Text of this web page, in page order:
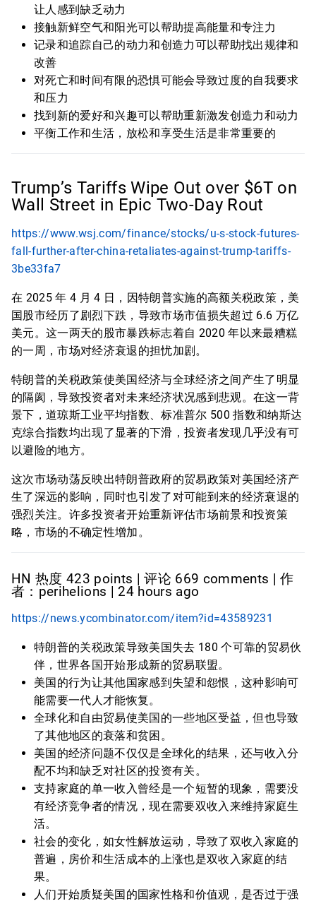
让人感到缺乏动力
接触新鲜空气和阳光可以帮助提高能量和专注力
记录和追踪自己的动力和创造力可以帮助找出规律和
改善
对死亡和时间有限的恐惧可能会导致过度的自我要求
和压力
找到新的爱好和兴趣可以帮助重新激发创造力和动力
平衡工作和生活，放松和享受生活是非常重要的
Trump’s Tariffs Wipe Out over $6T on
Wall Street in Epic Two-Day Rout
https://www.wsj.com/finance/stocks/u-s-stock-futures-
fall-further-after-china-retaliates-against-trump-tariffs-
3be33fa7
在 2025 年 4 月 4 日，因特朗普实施的高额关税政策，美
国股市经历了剧烈下跌，导致市场市值损失超过 6.6 万亿
美元。这一两天的股市暴跌标志着自 2020 年以来最糟糕
的一周，市场对经济衰退的担忧加剧。
特朗普的关税政策使美国经济与全球经济之间产生了明显
的隔阂，导致投资者对未来经济状况感到悲观。在这一背
景下，道琼斯工业平均指数、标准普尔 500 指数和纳斯达
克综合指数均出现了显著的下滑，投资者发现几乎没有可
以避险的地方。
这次市场动荡反映出特朗普政府的贸易政策对美国经济产
生了深远的影响，同时也引发了对可能到来的经济衰退的
强烈关注。许多投资者开始重新评估市场前景和投资策
略，市场的不确定性增加。
HN 热度 423 points | 评论 669 comments | 作
者：perihelions | 24 hours ago
https://news.ycombinator.com/item?id=43589231
特朗普的关税政策导致美国失去 180 个可靠的贸易伙
伴，世界各国开始形成新的贸易联盟。
美国的行为让其他国家感到失望和怨恨，这种影响可
能需要一代人才能恢复。
全球化和自由贸易使美国的一些地区受益，但也导致
了其他地区的衰落和贫困。
美国的经济问题不仅仅是全球化的结果，还与收入分
配不均和缺乏对社区的投资有关。
支持家庭的单一收入曾经是一个短暂的现象，需要没
有经济竞争者的情况，现在需要双收入来维持家庭生
活。
社会的变化，如女性解放运动，导致了双收入家庭的
普遍，房价和生活成本的上涨也是双收入家庭的结
果。
人们开始质疑美国的国家性格和价值观，是否过于强